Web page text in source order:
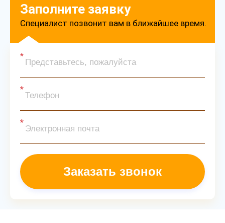
Заполните заявку
Специалист позвонит вам в ближайшее время.
Заказать звонок